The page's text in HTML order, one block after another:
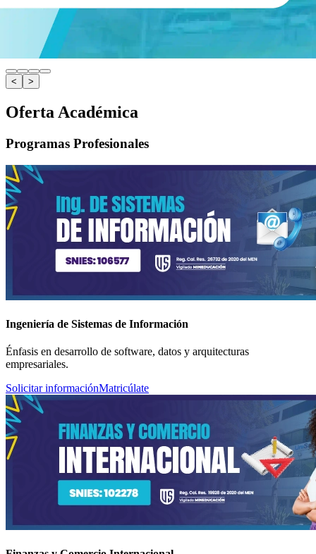
< >
Oferta Académica
Programas Profesionales
Ingeniería de Sistemas de Información
Énfasis en desarrollo de software, datos y arquitecturas
empresariales.
Solicitar informaciónMatricúlate